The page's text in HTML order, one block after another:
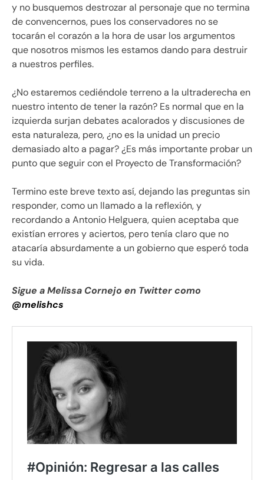
y no busquemos destrozar al personaje que no termina
de convencernos, pues los conservadores no se
tocarán el corazón a la hora de usar los argumentos
que nosotros mismos les estamos dando para destruir
a nuestros perfiles.
¿No estaremos cediéndole terreno a la ultraderecha en
nuestro intento de tener la razón? Es normal que en la
izquierda surjan debates acalorados y discusiones de
esta naturaleza, pero, ¿no es la unidad un precio
demasiado alto a pagar? ¿Es más importante probar un
punto que seguir con el Proyecto de Transformación?
Termino este breve texto así, dejando las preguntas sin
responder, como un llamado a la reflexión, y
recordando a Antonio Helguera, quien aceptaba que
existían errores y aciertos, pero tenía claro que no
atacaría absurdamente a un gobierno que esperó toda
su vida.
Sigue a Melissa Cornejo en Twitter como
@melishcs